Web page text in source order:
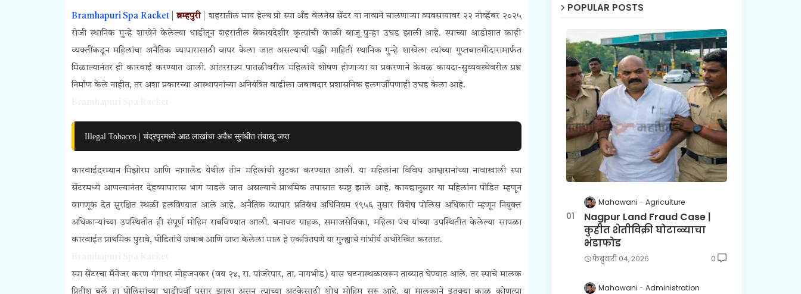
Bramhapuri Spa Racket| ब्रम्हपुरी| शहरातील माय हेल्थ प्रो स्पा अँड वेलनेस सेंटर या नावाने चालणाऱ्या व्यवसायावर २२ नोव्हेंबर २०२५
रोजी स्थानिक गुन्हे शाखेने केलेल्या धाडीतून शहरातील बेकायदेशीर कृत्यांची काळी बाजू पुन्हा उघड झाली आहे. स्पाच्या आडोशात काही
व्यक्तींकडून महिलांचा अनैतिक व्यापारासाठी वापर केला जात असल्याची पक्की माहिती स्थानिक गुन्हे शाखेला त्यांच्या गुप्तबातमीदारामार्फत
मिळाल्यानंतर ही कारवाई करण्यात आली. आंतरराज्य पातळीवरील महिलांचे शोषण होणाऱ्या या प्रकरणाने केवळ कायदा-सुव्यवस्थेवरील प्रश्न
निर्माण केले नाहीत, तर अशा प्रकारच्या आस्थापनांच्या अनियंत्रित वाढीला जबाबदार प्रशासनिक हलगर्जीपणाही उघड केला आहे.
Illegal Tobacco | चंद्रपूरमध्ये आठ लाखांचा अवैध सुगंधीत तंबाखू जप्त
कारवाईदरम्यान मिझोरम आणि नागालँड येथील तीन महिलांची सुटका करण्यात आली. या महिलांना विविध आश्वासनांच्या नावाखाली स्पा
सेंटरमध्ये आणल्यानंतर देहव्यापारास भाग पाडले जात असल्याचे प्राथमिक तपासात स्पष्ट झाले आहे. कायद्यानुसार या महिलांना पीडित म्हणून
वागणूक देत सुरक्षित स्थळी हलविण्यात आले आहे. अनैतिक व्यापार प्रतिबंध अधिनियम १९५६ नुसार विशेष पोलिस अधिकारी म्हणून नियुक्त
अधिकाऱ्यांच्या उपस्थितीत ही संपूर्ण मोहिम राबविण्यात आली. बनावट ग्राहक, समाजसेविका, महिला पंच यांच्या उपस्थितीत केलेल्या सापळा
कारवाईत प्राथमिक पुरावे, पीडितांचे जबाब आणि जप्त केलेला माल हे एकत्रितपणे या गुन्ह्याचे गांभीर्य अधोरेखित करतात.
स्पा सेंटरचा मॅनेजर करण गंगाधर मोहजनकर (वय २४, रा. पांजरेपार, ता. नागभीड) यास घटनास्थळावरून ताब्यात घेण्यात आले. तर स्पाचे मालक
प्रितीश बुर्ले हा पोलिसांच्या धाडीपूर्वी पसार झाला असून त्याच्या अटकेसाठी शोध मोहिम सुरू आहे. या मालकाने इतक्या काळ कोणत्या
POPULAR POSTS
Mahawani Agriculture
Nagpur Land Fraud Case |
कुहीत शेतीविक्री घोटाळ्याचा
भंडाफोड
फेब्रुवारी ०४, २०२६ 0
Mahawani Administration